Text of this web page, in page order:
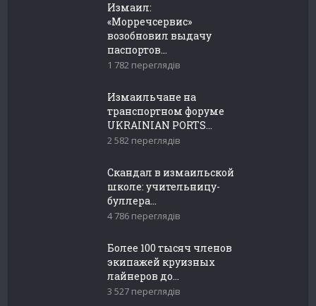
Измаил:
«Морречсервис»
возобновил выдачу
паспортов...
1 782 переглядів
Измаильчане на
транспортном форуме
UKRAINIAN PORTS...
2 582 переглядів
Скандал в измаильской
школе: учительницу-
буллера...
4 786 переглядів
Более 100 тысяч членов
экипажей круизных
лайнеров до...
3 527 переглядів